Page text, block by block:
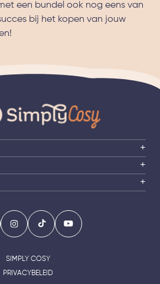
een bundel ook nog eens van
bij het kopen van jouw
+
+
+
SIMPLY COSY
PRIVACYBELEID